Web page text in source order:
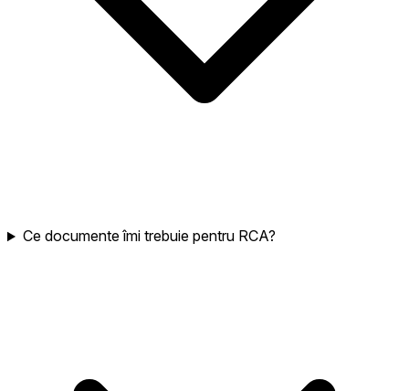
Ce documente îmi trebuie pentru RCA?